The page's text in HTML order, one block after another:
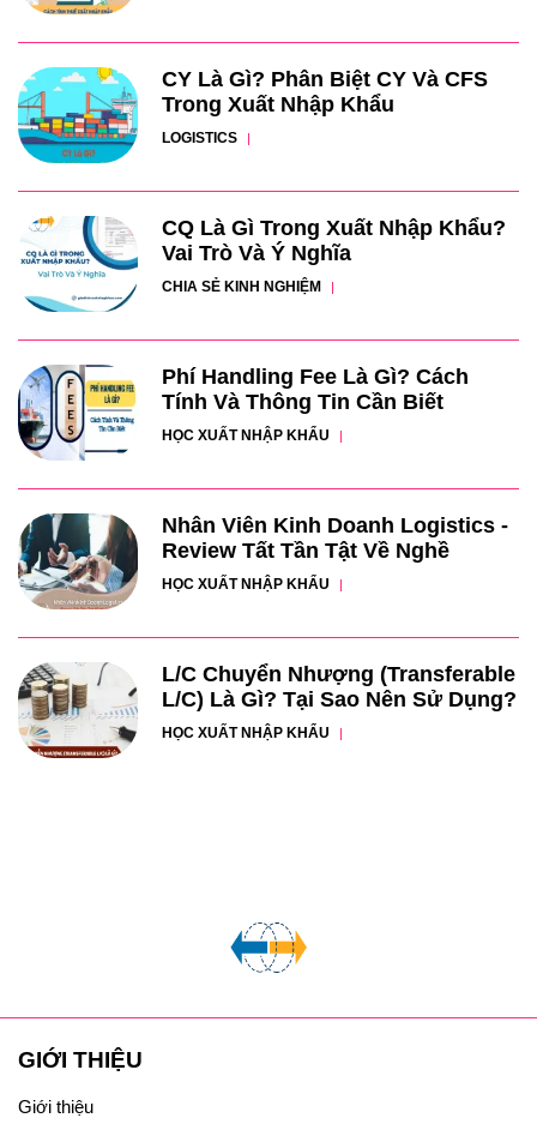
CY Là Gì? Phân Biệt CY Và CFS
Trong Xuất Nhập Khẩu
LOGISTICS
CQ Là Gì Trong Xuất Nhập Khẩu?
Vai Trò Và Ý Nghĩa
CHIA SẺ KINH NGHIỆM
Phí Handling Fee Là Gì? Cách
Tính Và Thông Tin Cần Biết
HỌC XUẤT NHẬP KHẨU
Nhân Viên Kinh Doanh Logistics -
Review Tất Tần Tật Về Nghề
HỌC XUẤT NHẬP KHẨU
L/C Chuyển Nhượng (Transferable
L/C) Là Gì? Tại Sao Nên Sử Dụng?
HỌC XUẤT NHẬP KHẨU
GIỚI THIỆU
Giới thiệu